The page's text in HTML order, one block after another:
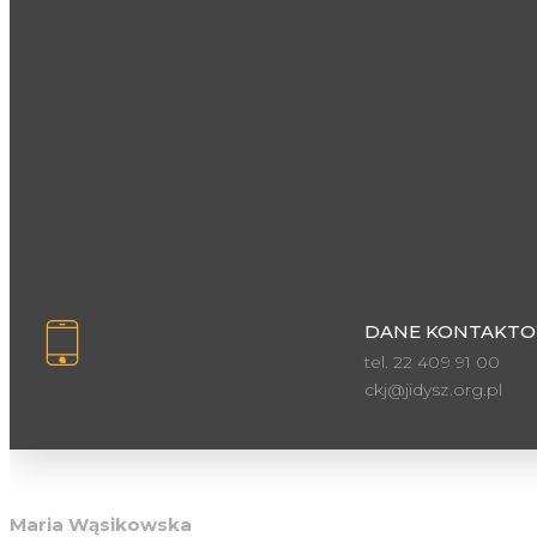
DANE
tel. 22 409 91 00
ckj@jidysz.org.pl
Maria Wąsikowska